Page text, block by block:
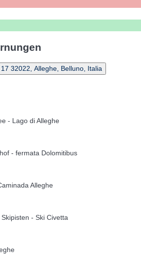
32022, Alleghe, Belluno, Italia
- Lago di Alleghe
- fermata Dolomitibus
Alleghe
- Ski Civetta